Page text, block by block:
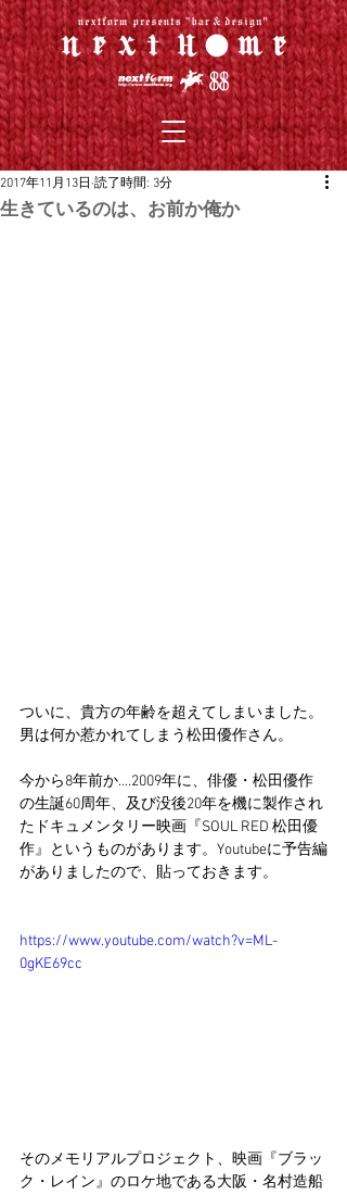
生きているのは、お前か俺か
2017年11月13日 読了時間: 3分
ついに、貴方の年齢を超えてしまいました。
男は何か惹かれてしまう松田優作さん。
今から8年前か....2009年に、俳優・松田優作
の生誕60周年、及び没後20年を機に製作され
たドキュメンタリー映画『SOUL RED 松田優
作』というものがあります。Youtubeに予告編
がありましたので、貼っておきます。
https://www.youtube.com/watch?v=ML-
0gKE69cc
そのメモリアルプロジェクト、映画『ブラッ
ク・レイン』のロケ地である大阪・名村造船